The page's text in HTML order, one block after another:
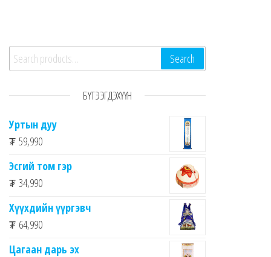
Search for: Search
БҮТЭЭГДЭХҮҮН
Уртын дуу
₮ 59,990
Эсгий том гэр
₮ 34,990
Хүүхдийн үүргэвч
₮ 64,990
Цагаан дарь эх